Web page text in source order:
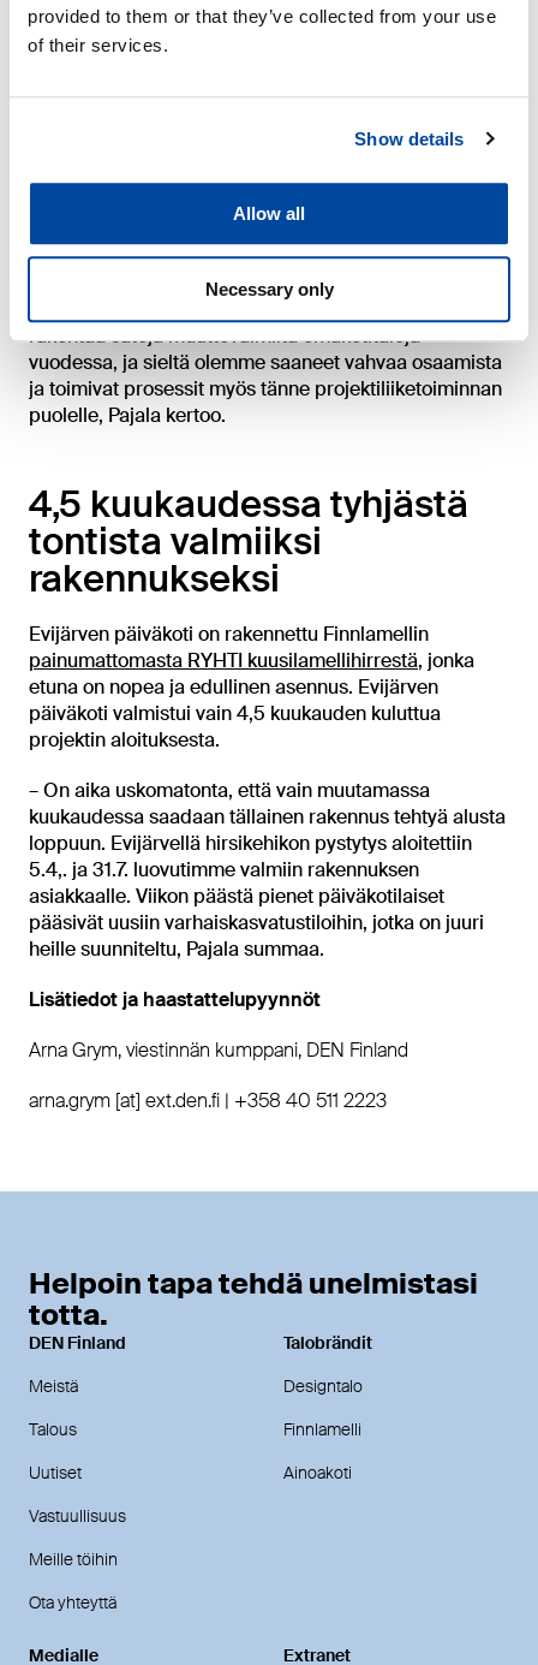
provided to them or that they’ve collected from your use
of their services.
Show details
Allow all
Necessary only
Edullinen hinta laadusta
tinkimättä
materiaaleista ja rakentamisen korkeasta laadusta,
vaan edullinen hinta on saavutettu kokemuksen ja
– Projektinhallinta ja pitkä kokemus
rakentaa satoja muuttovalmiita omakotitaloja
vuodessa, ja sieltä olemme saaneet vahvaa osaamista
ja toimivat prosessit myös tänne projektiliiketoiminnan
puolelle, Pajala kertoo.
4,5 kuukaudessa tyhjästä
tontista valmiiksi
rakennukseksi
Evijärven päiväkoti on rakennettu Finnlamellin
painumattomasta RYHTI kuusilamellihirrestä, jonka
etuna on nopea ja edullinen asennus. Evijärven
päiväkoti valmistui vain 4,5 kuukauden kuluttua
projektin aloituksesta.
– On aika uskomatonta, että vain muutamassa
kuukaudessa saadaan tällainen rakennus tehtyä alusta
loppuun. Evijärvellä hirsikehikon pystytys aloitettiin
5.4,. ja 31.7. luovutimme valmiin rakennuksen
asiakkaalle. Viikon päästä pienet päiväkotilaiset
pääsivät uusiin varhaiskasvatustiloihin, jotka on juuri
heille suunniteltu, Pajala summaa.
Lisätiedot ja haastattelupyynnöt
Arna Grym, viestinnän kumppani, DEN Finland
arna.grym [at] ext.den.fi | +358 40 511 2223
Helpoin tapa tehdä unelmistasi
totta.
DEN Finland
Meistä
Talous
Uutiset
Vastuullisuus
Meille töihin
Ota yhteyttä
Talobrändit
Designtalo
Finnlamelli
Ainoakoti
Medialle Extranet